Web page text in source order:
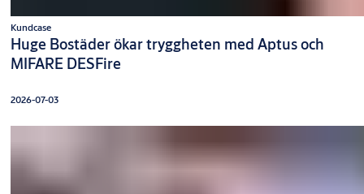
Kundcase
Huge Bostäder ökar tryggheten med Aptus och
MIFARE DESFire
2026-07-03